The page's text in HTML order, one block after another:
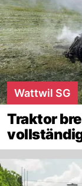
Wattwil SG
Traktor